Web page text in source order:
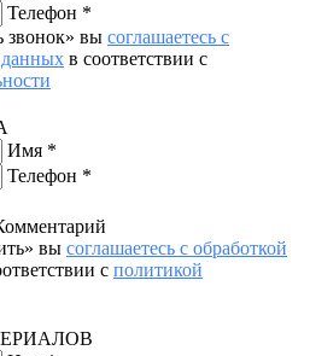
Телефон *
звонок» вы соглашаетесь с
данных в соответствии с
Имя *
Телефон *
вы соглашаетесь с обработкой
с политикой